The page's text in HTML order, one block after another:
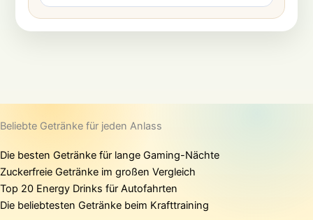
Beliebte Getränke für jeden Anlass
Die besten Getränke für lange Gaming-Nächte
Zuckerfreie Getränke im großen Vergleich
Top 20 Energy Drinks für Autofahrten
Die beliebtesten Getränke beim Krafttraining